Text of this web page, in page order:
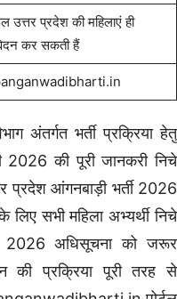
उत्तर प्रदेश की महिलाएं ही
कर सकती हैं
अंतर्गत भर्ती प्रक्रिया हेतु
2026 की पूरी जानकरी निचे
प्रदेश आंगनबाड़ी भर्ती 2026
सभी महिला अभ्यर्थी निचे
अधिसूचना को जरूर
की प्रक्रिया पूरी तरह से